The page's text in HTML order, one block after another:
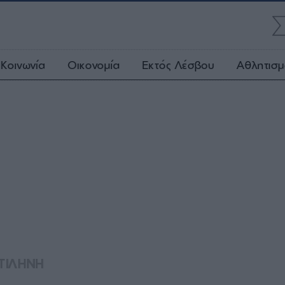
Κοινωνία Οικονομία Εκτός Λέσβου